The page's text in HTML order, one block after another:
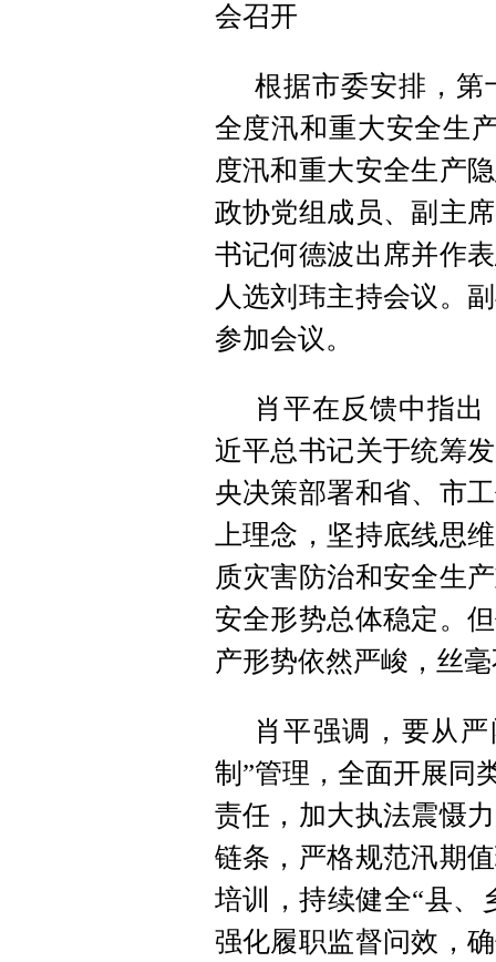
会召开
根据市委安排，第
全度汛和重大安全生
度汛和重大安全生产
政协党组成员、副主
书记何德波出席并作
人选刘玮主持会议。
参加会议。
肖平在反馈中指
近平总书记关于统筹
央决策部署和省、市
上理念，坚持底线思
质灾害防治和安全生
安全形势总体稳定。
产形势依然严峻，丝
肖平强调，要从
制”管理，全面开展同
责任，加大执法震慑
链条，严格规范汛期
培训，持续健全“县、
强化履职监督问效，